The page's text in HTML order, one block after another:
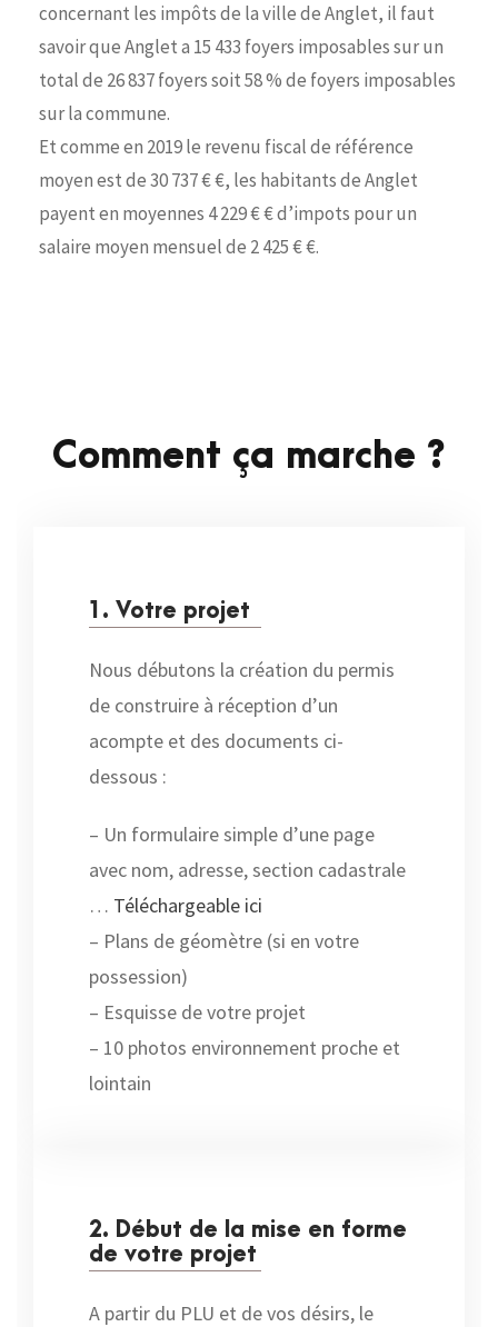
concernant les impôts de la ville de Anglet, il faut
savoir que Anglet a 15 433 foyers imposables sur un
total de 26 837 foyers soit 58 % de foyers imposables
sur la commune.
Et comme en 2019 le revenu fiscal de référence
moyen est de 30 737 € €, les habitants de Anglet
payent en moyennes 4 229 € € d’impots pour un
salaire moyen mensuel de 2 425 € €.
Comment ça marche ?
1. Votre projet
Nous débutons la création du permis
de construire à réception d’un
acompte et des documents ci-
dessous :
– Un formulaire simple d’une page
avec nom, adresse, section cadastrale
… Téléchargeable ici
– Plans de géomètre (si en votre
possession)
– Esquisse de votre projet
– 10 photos environnement proche et
lointain
2. Début de la mise en forme
de votre projet
A partir du PLU et de vos désirs, le